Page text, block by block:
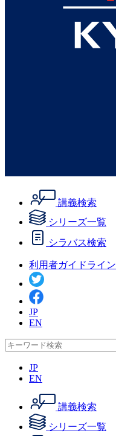
講義検索
シリーズ一覧
シラバス検索
利用者ガイドライン
JP
EN
JP
EN
講義検索
シリーズ一覧